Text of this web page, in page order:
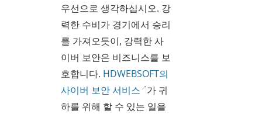
우선으로 생각하십시오. 강
력한 수비가 경기에서 승리
를 가져오듯이, 강력한 사
이버 보안은 비즈니스를 보
호합니다. HDWEBSOFT의
사이버 보안 서비스 가 귀
하를 위해 할 수 있는 일을